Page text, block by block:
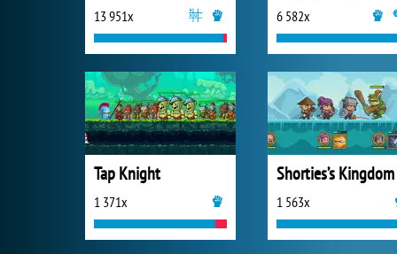
13 951x 6 582x
Tap Knight
1 371x
Shorties’s
1 563x